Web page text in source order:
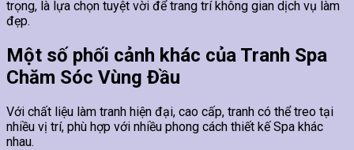
trọng, là lựa chọn tuyệt vời để trang trí không gian dịch vụ làm
đẹp.
Một số phối cảnh khác của Tranh Spa
Chăm Sóc Vùng Đầu
Với chất liệu làm tranh hiện đại, cao cấp, tranh có thể treo tại
nhiều vị trí, phù hợp với nhiều phong cách thiết kế Spa khác
nhau.